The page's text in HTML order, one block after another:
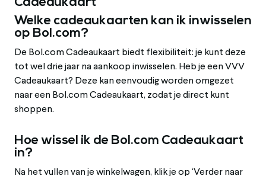
Cadeaukaart
Welke cadeaukaarten kan ik inwisselen
op Bol.com?
De Bol.com Cadeaukaart biedt flexibiliteit: je kunt deze
tot wel drie jaar na aankoop inwisselen. Heb je een VVV
Cadeaukaart? Deze kan eenvoudig worden omgezet
naar een Bol.com Cadeaukaart, zodat je direct kunt
shoppen.
Hoe wissel ik de Bol.com Cadeaukaart
in?
Na het vullen van je winkelwagen, klik je op ‘Verder naar